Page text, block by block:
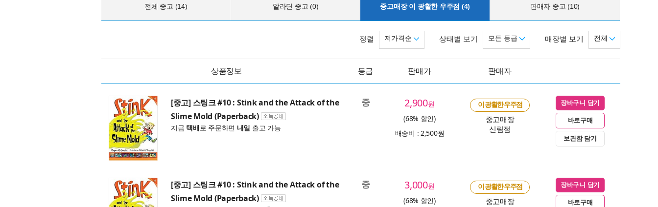
전체 중고 (14) 알라딘 중고 (0) 중고매장 이 광활한 우주점 (4) 판매자 중고 (10)
매장별 보기 전체
상태별 보기 모든 등급
정렬 저가격순
상품정보 등급 판매가 판매자
[중고] 스팅크 #10 : Stink and the Attack of the
Slime Mold (Paperback)
지금 택배로 주문하면 내일 출고 가능
중 2,900원
(68% 할인)
배송비 : 2,500원
이 광활한 우주점
중고매장
신림점
장바구니 담기
바로구매
보관함 담기
[중고] 스팅크 #10 : Stink and the Attack of the
Slime Mold (Paperback)
중 3,000원
(68% 할인)
이 광활한 우주점
중고매장
장바구니 담기
바로구매